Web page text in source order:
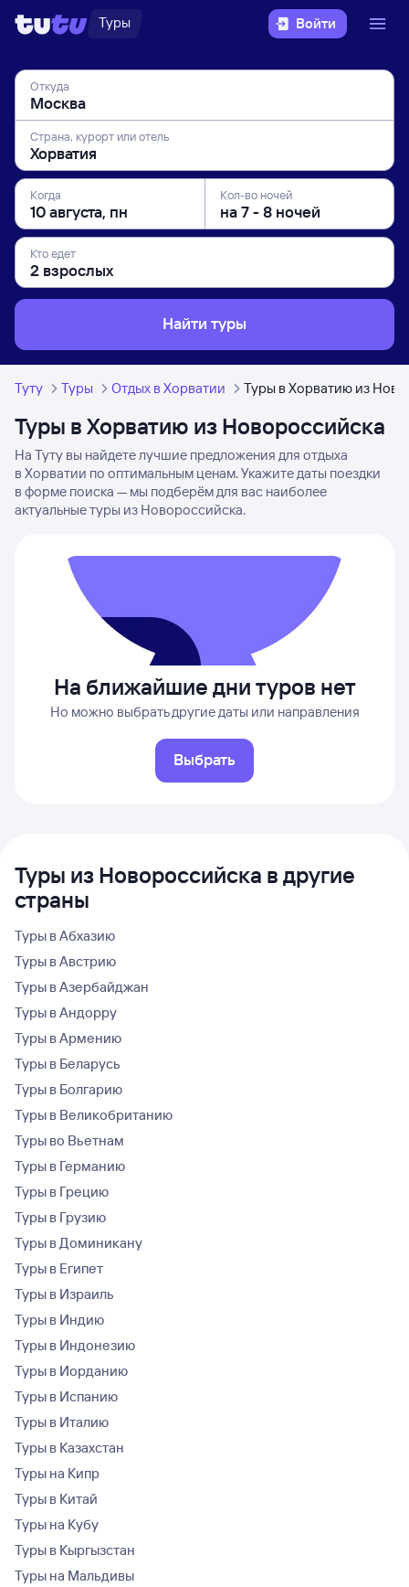
Туры Войти
Откуда
Страна, курорт или отель
Когда Кол-во ночей
Кто едет
Найти туры
Туту Туры Отдых в Хорватии Туры в Хорватию из
Туры в Хорватию из Новороссийска
На Туту вы найдете лучшие предложения для отдыха
в Хорватии по оптимальным ценам. Укажите даты поездки
в форме поиска — мы подберём для вас наиболее
актуальные туры из Новороссийска.
На ближайшие дни туров нет
Но можно выбрать другие даты или направления
Выбрать
Туры из Новороссийска в другие
страны
Туры в Абхазию
Туры в Австрию
Туры в Азербайджан
Туры в Андорру
Туры в Армению
Туры в Беларусь
Туры в Болгарию
Туры в Великобританию
Туры во Вьетнам
Туры в Германию
Туры в Грецию
Туры в Грузию
Туры в Доминикану
Туры в Египет
Туры в Израиль
Туры в Индию
Туры в Индонезию
Туры в Иорданию
Туры в Испанию
Туры в Италию
Туры в Казахстан
Туры на Кипр
Туры в Китай
Туры на Кубу
Туры в Кыргызстан
Туры на Мальдивы